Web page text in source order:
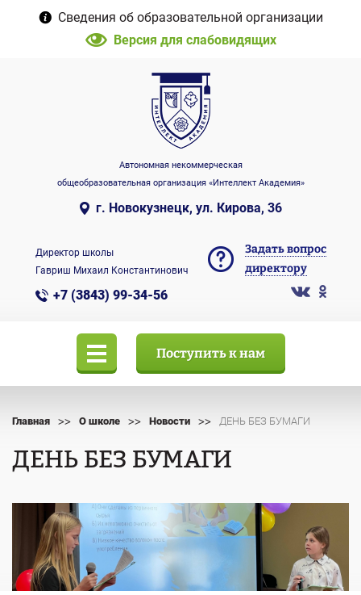
Сведения об образовательной организации
Версия для слабовидящих
Автономная некоммерческая
общеобразовательная организация «Интеллект Академия»
г. Новокузнецк, ул. Кирова, 36
Директор школы
Гавриш Михаил Константинович
+7 (3843) 99-34-56
Задать вопрос
директору
Поступить к нам
Главная >> О школе >> Новости >> ДЕНЬ БЕЗ БУМАГИ
ДЕНЬ БЕЗ БУМАГИ